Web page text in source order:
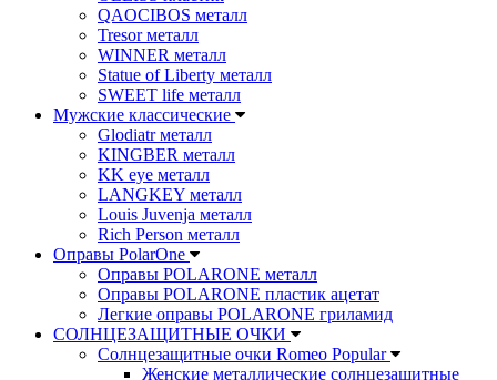
QAOCIBOS металл
Tresor металл
WINNER металл
Statue of Liberty металл
SWEET life металл
Мужские классические
Glodiatr металл
KINGBER металл
KK eye металл
LANGKEY металл
Louis Juvenja металл
Rich Person металл
Оправы PolarOne
Оправы POLARONE металл
Оправы POLARONE пластик ацетат
Легкие оправы POLARONE гриламид
СОЛНЦЕЗАЩИТНЫЕ ОЧКИ
Солнцезащитные очки Romeo Popular
Женские металлические солнцезащитные